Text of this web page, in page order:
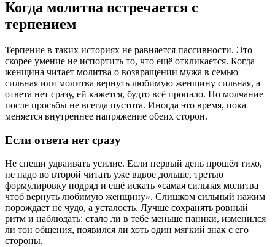
Когда молитва встречается с
терпением
Терпение в таких историях не равняется пассивности. Это
скорее умение не испортить то, что ещё откликается. Когда
женщина читает молитва о возвращении мужа в семью
сильная или молитва вернуть любимую женщину сильная, а
ответа нет сразу, ей кажется, будто всё пропало. Но молчание
после просьбы не всегда пустота. Иногда это время, пока
меняется внутреннее напряжение обеих сторон.
Если ответа нет сразу
Не спеши удваивать усилие. Если первый день прошёл тихо,
не надо во второй читать уже вдвое дольше, третью
формулировку подряд и ещё искать «самая сильная молитва
чтоб вернуть любимую женщину». Слишком сильный нажим
порождает не чудо, а усталость. Лучше сохранять ровный
ритм и наблюдать: стало ли в тебе меньше паники, изменился
ли тон общения, появился ли хоть один мягкий знак с его
стороны.